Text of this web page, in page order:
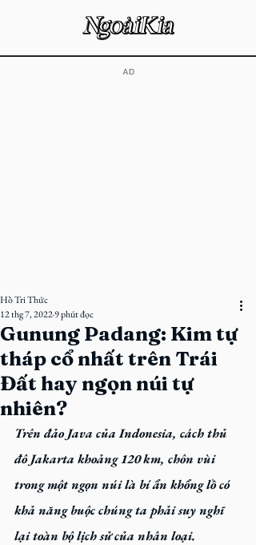
​AD
Gunung Padang: Kim tự
tháp cổ nhất trên Trái
Đất hay ngọn núi tự
nhiên?
Hồ Tri Thức
12 thg 7, 20229 phút đọc
Trên đảo Java của Indonesia, cách thủ
đô Jakarta khoảng 120 km, chôn vùi
trong một ngọn núi là bí ẩn khổng lồ có
khả năng buộc chúng ta phải suy nghĩ
lại toàn bộ lịch sử của nhân loại.